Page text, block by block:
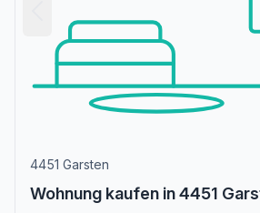
4451 Garsten
Wohnung kaufen in 4451